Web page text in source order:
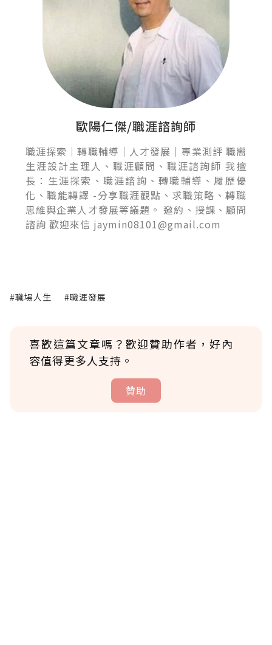
歐陽仁傑/職涯諮詢師
職涯探索｜轉職輔導｜人才發展｜專業測評 職嚮
生涯設計主理人、職涯顧問、職涯諮詢師 我擅
長：生涯探索、職涯諮詢、轉職輔導、履歷優
化、職能轉譯 -分享職涯觀點、求職策略、轉職
思維與企業人才發展等議題。 邀約、授課、顧問
諮詢 歡迎來信 jaymin08101@gmail.com
#職場人生 #職涯發展
喜歡這篇文章嗎？歡迎贊助作者，好內
容值得更多人支持。
贊助